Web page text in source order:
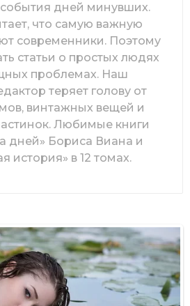
дней минувших.
что самую важную
современники. Поэтому
статьи о простых людях
проблемах. Наш
теряет голову от
винтажных вещей и
Любимые книги
дней» Бориса Виана и
история» в 12 томах.